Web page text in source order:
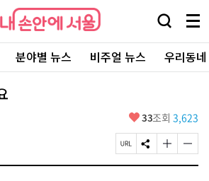
내
손
에
울
검
창
열
기
메
뉴
전
체
보
분야별 뉴스 비주얼 뉴스 우리동
좋
요
33조회 3,623
페
이
S
N
글
자
글
자